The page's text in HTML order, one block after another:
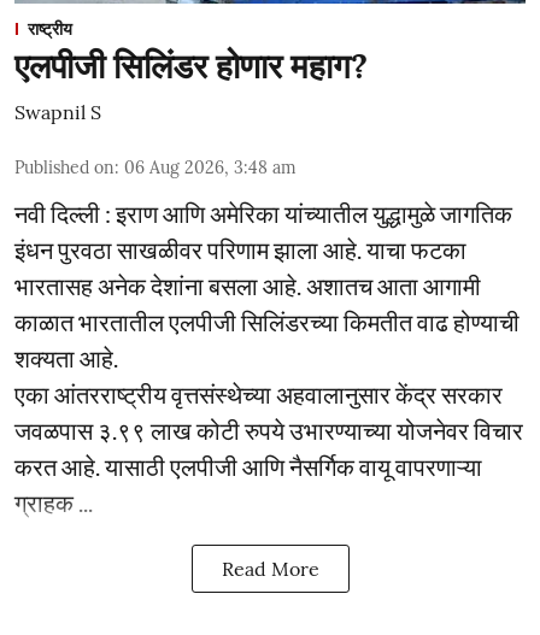
राष्ट्रीय
एलपीजी सिलिंडर होणार महाग?
Swapnil S
Published on: 06 Aug 2026, 3:48 am
नवी दिल्ली : इराण आणि अमेरिका यांच्यातील युद्धामुळे जागतिक
इंधन पुरवठा साखळीवर परिणाम झाला आहे. याचा फटका
भारतासह अनेक देशांना बसला आहे. अशातच आता आगामी
काळात भारतातील एलपीजी सिलिंडरच्या किमतीत वाढ होण्याची
शक्यता आहे.
एका आंतरराष्ट्रीय वृत्तसंस्थेच्या अहवालानुसार केंद्र सरकार
जवळपास ३.९९ लाख कोटी रुपये उभारण्याच्या योजनेवर विचार
करत आहे. यासाठी एलपीजी आणि नैसर्गिक वायू वापरणाऱ्या
ग्राहक ...
Read More